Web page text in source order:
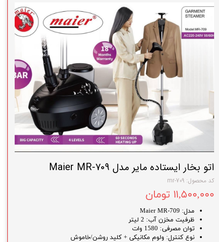
اتو بخار ایستاده مایر مدل Maier MR-709
کد محصول: mr-709
۱۱,۵۰۰,۰۰۰ تومان
مدل: Maier MR-709
ظرفیت مخزن آب: 2 لیتر
توان مصرفی: 1580 وات
نوع کنترل: ولوم مکانیکی + کلید روشن/خاموش